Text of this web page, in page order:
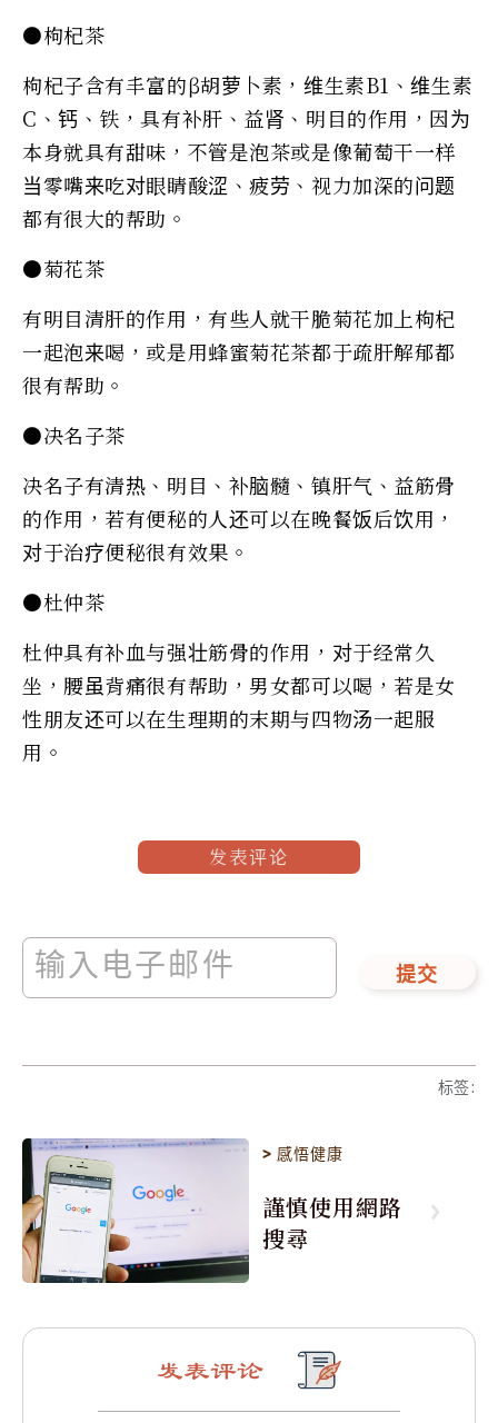
●枸杞茶
枸杞子含有丰富的β胡萝卜素，维生素B1、维生素
C、钙、铁，具有补肝、益肾、明目的作用，因为
本身就具有甜味，不管是泡茶或是像葡萄干一样
当零嘴来吃对眼睛酸涩、疲劳、视力加深的问题
都有很大的帮助。
●菊花茶
有明目清肝的作用，有些人就干脆菊花加上枸杞
一起泡来喝，或是用蜂蜜菊花茶都于疏肝解郁都
很有帮助。
●决名子茶
决名子有清热、明目、补脑髓、镇肝气、益筋骨
的作用，若有便秘的人还可以在晚餐饭后饮用，
对于治疗便秘很有效果。
●杜仲茶
杜仲具有补血与强壮筋骨的作用，对于经常久
坐，腰虽背痛很有帮助，男女都可以喝，若是女
性朋友还可以在生理期的末期与四物汤一起服
用。
发表评论
提交
标签:
> 感悟健康
謹慎使用網路
搜尋
发表评论